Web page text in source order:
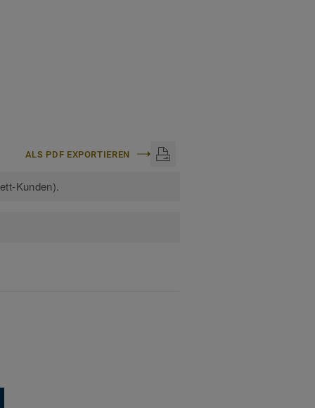
ALS PDF EXPORTIEREN
Kunden).